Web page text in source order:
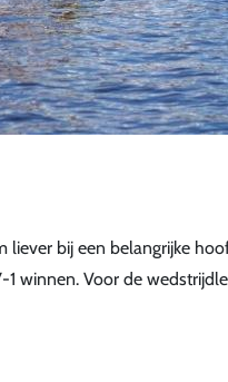
bij een belangrijke
winnen. Voor de